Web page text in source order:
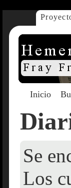
Inicio
Se
Los